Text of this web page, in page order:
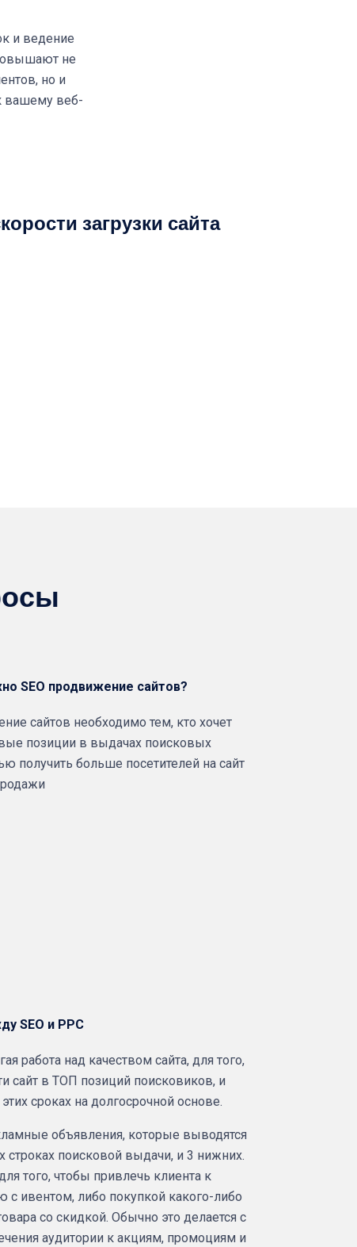
и ведение
не
но и
вашему веб-
загрузки сайта
SEO продвижение сайтов?
сайтов необходимо тем, кто хочет
позиции в выдачах поисковых
получить больше посетителей на сайт
SEO и PPC
работа над качеством сайта, для того,
сайт в ТОП позиций поисковиков, и
этих сроках на долгосрочной основе.
объявления, которые выводятся
строках поисковой выдачи, и 3 нижних.
того, чтобы привлечь клиента к
с ивентом, либо покупкой какого-либо
со скидкой. Обычно это делается с
аудитории к акциям, промоциям и